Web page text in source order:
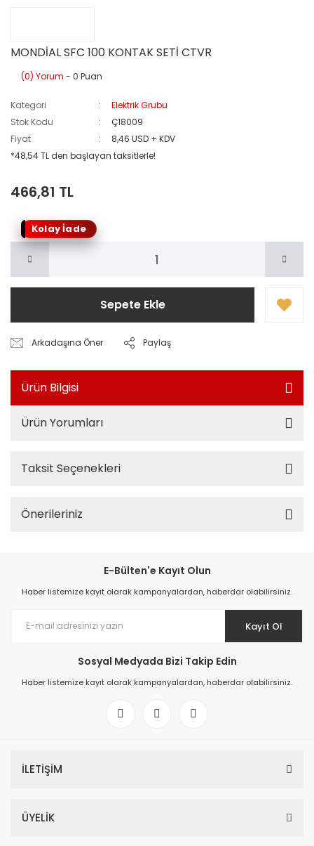
MONDİAL SFC 100 KONTAK SETİ CTVR
(0) Yorum - 0 Puan
Kategori
Elektrik Grubu
Stok Kodu
Ç18009
Fiyat
8,46 USD + KDV
*48,54 TL den başlayan taksitlerle!
466,81 TL
Kolay İade
Sepete Ekle
Arkadaşına Öner Paylaş
Ürün Bilgisi
Ürün Yorumları
Taksit Seçenekleri
Önerileriniz
E-Bülten'e Kayıt Olun
Haber listemize kayıt olarak kampanyalardan, haberdar olabilirsiniz.
Kayıt Ol
Sosyal Medyada Bizi Takip Edin
Haber listemize kayıt olarak kampanyalardan, haberdar olabilirsiniz.
İLETİŞİM
ÜYELİK